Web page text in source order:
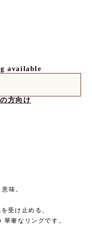
available
方向け
味。
受け止める、
奢なリングです。